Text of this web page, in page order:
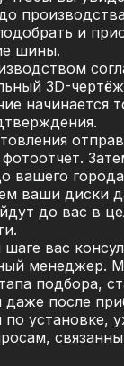
и
шины.
3D-
начинается
вашего
ваши диски
до вас в
вас
менеджер.
подбора,
даже после
установке,